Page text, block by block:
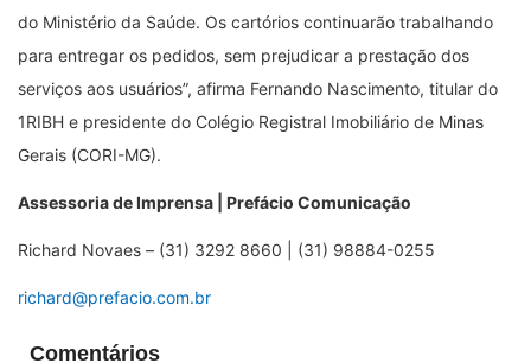
do Ministério da Saúde. Os cartórios continuarão trabalhando
para entregar os pedidos, sem prejudicar a prestação dos
serviços aos usuários”, afirma Fernando Nascimento, titular do
1RIBH e presidente do Colégio Registral Imobiliário de Minas
Gerais (CORI-MG).
Assessoria de Imprensa | Prefácio Comunicação
Richard Novaes – (31) 3292 8660 | (31) 98884-0255
richard@prefacio.com.br
Comentários